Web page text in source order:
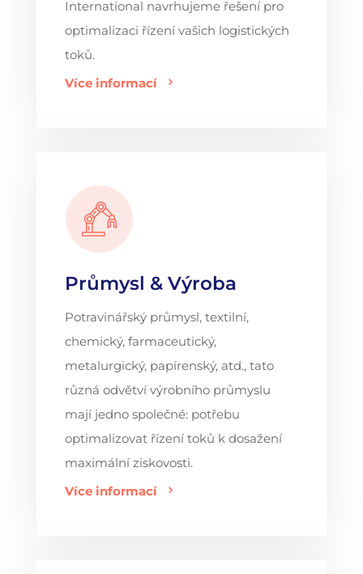
International navrhujeme řešení pro
optimalizaci řízení vašich logistických
toků.
Více informací
Průmysl & Výroba
Potravinářský průmysl, textilní,
chemický, farmaceutický,
metalurgický, papírenský, atd., tato
různá odvětví výrobního průmyslu
mají jedno společné: potřebu
optimalizovat řízení toků k dosažení
maximální ziskovosti.
Více informací